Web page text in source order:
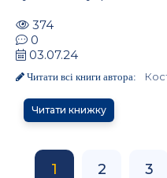
374
0
03.07.24
Читати всі книги автора:
Читати книжку
1 2 3